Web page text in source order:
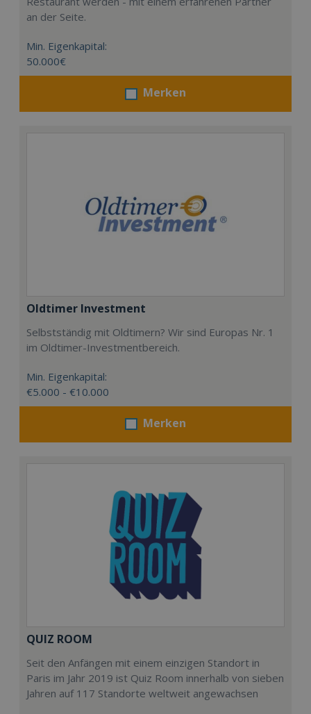
an der Seite.
Min. Eigenkapital:
50.000€
Merken
Oldtimer Investment
Selbstständig mit Oldtimern? Wir sind Europas Nr. 1
im Oldtimer-Investmentbereich.
Min. Eigenkapital:
€5.000 - €10.000
Merken
QUIZ ROOM
Seit den Anfängen mit einem einzigen Standort in
Paris im Jahr 2019 ist Quiz Room innerhalb von sieben
Jahren auf 117 Standorte weltweit angewachsen